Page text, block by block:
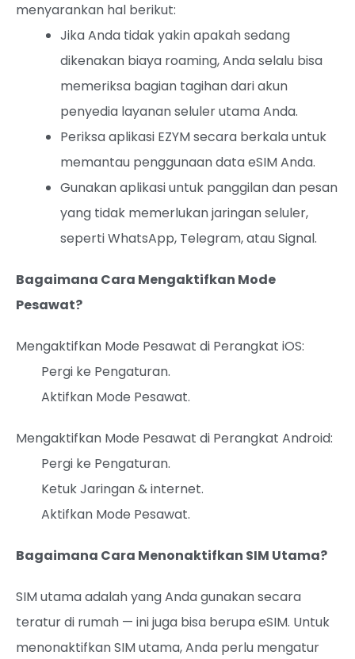
menyarankan hal berikut:
Jika Anda tidak yakin apakah sedang
dikenakan biaya roaming, Anda selalu bisa
memeriksa bagian tagihan dari akun
penyedia layanan seluler utama Anda.
Periksa aplikasi EZYM secara berkala untuk
memantau penggunaan data eSIM Anda.
Gunakan aplikasi untuk panggilan dan pesan
yang tidak memerlukan jaringan seluler,
seperti WhatsApp, Telegram, atau Signal.
Bagaimana Cara Mengaktifkan Mode
Pesawat?
Mengaktifkan Mode Pesawat di Perangkat iOS:
Pergi ke Pengaturan.
Aktifkan Mode Pesawat.
Mengaktifkan Mode Pesawat di Perangkat Android:
Pergi ke Pengaturan.
Ketuk Jaringan & internet.
Aktifkan Mode Pesawat.
Bagaimana Cara Menonaktifkan SIM Utama?
SIM utama adalah yang Anda gunakan secara
teratur di rumah — ini juga bisa berupa eSIM. Untuk
menonaktifkan SIM utama, Anda perlu mengatur